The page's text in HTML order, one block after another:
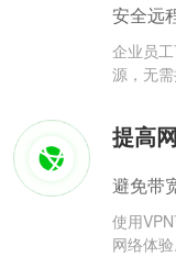
安全远
企业员
源，无需
提高
避免带
使用
网络体验